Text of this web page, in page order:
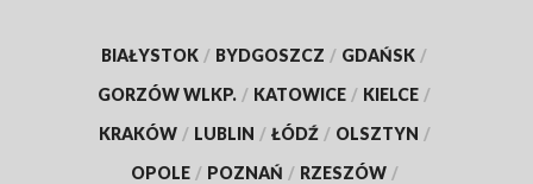
BIAŁYSTOK / BYDGOSZCZ / GDAŃSK /
GORZÓW WLKP. / KATOWICE / KIELCE /
KRAKÓW / LUBLIN / ŁÓDŹ / OLSZTYN /
OPOLE / POZNAŃ / RZESZÓW /